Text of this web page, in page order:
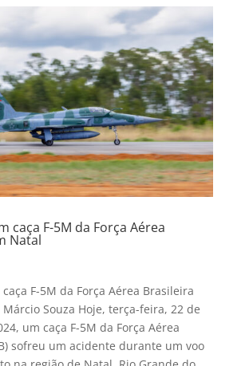
caça F-5M da Força Aérea
Natal
F-5M da Força Aérea Brasileira
Souza Hoje, terça-feira, 22 de
um caça F-5M da Força Aérea
sofreu um acidente durante um voo